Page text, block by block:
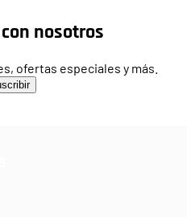
nosotros
ofertas especiales y más.